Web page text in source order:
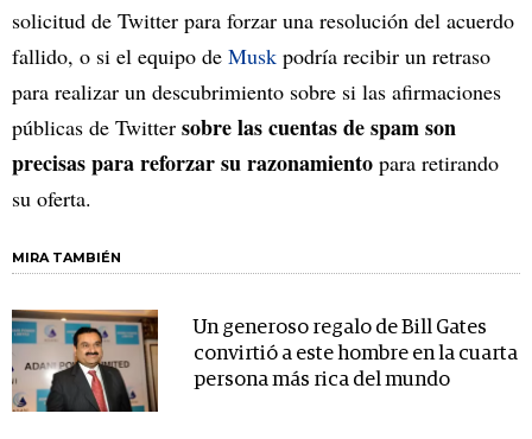
solicitud de Twitter para forzar una resolución del acuerdo
fallido, o si el equipo de Musk podría recibir un retraso
para realizar un descubrimiento sobre si las afirmaciones
públicas de Twitter sobre las cuentas de spam son
precisas para reforzar su razonamiento para retirando
su oferta.
MIRA TAMBIÉN
Un generoso regalo de Bill Gates
convirtió a este hombre en la cuarta
persona más rica del mundo